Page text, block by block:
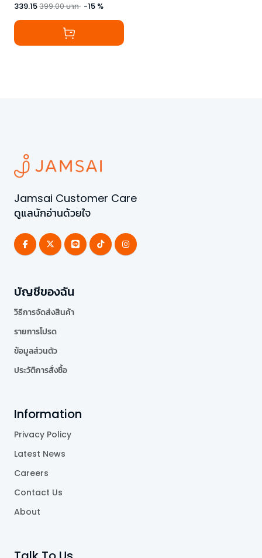
339.15399.00บาท -15 %
Jamsai Customer Care
ดูแลนักอ่านด้วยใจ
บัญชีของฉัน
วิธีการจัดส่งสินค้า
รายการโปรด
ข้อมูลส่วนตัว
ประวัติการสั่งซื้อ
Information
Privacy Policy
Latest News
Careers
Contact Us
About